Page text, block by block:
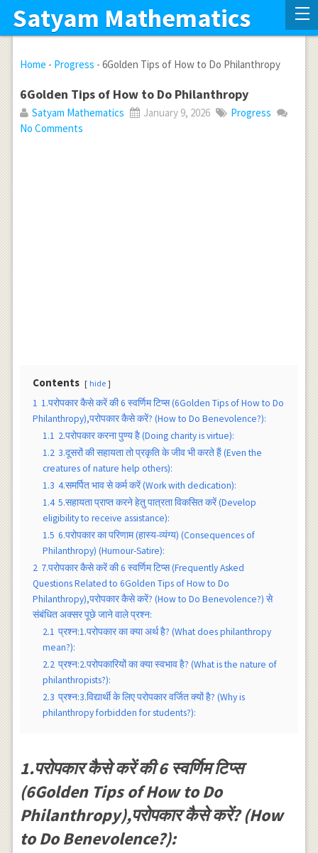
Satyam Mathematics
Home - Progress - 6Golden Tips of How to Do Philanthropy
6Golden Tips of How to Do Philanthropy
Satyam Mathematics January 9, 2026
Progress
No Comments
Contents hide
1 1.परोपकार कैसे करें की 6 स्वर्णिम टिप्स (6Golden Tips of How to Do
Philanthropy),परोपकार कैसे करें? (How to Do Benevolence?):
1.1 2.परोपकार करना पुण्य है (Doing charity is virtue):
1.2 3.दूसरों की सहायता तो प्रकृति के जीव भी करते हैं (Even the
creatures of nature help others):
1.3 4.समर्पित भाव से कर्म करें (Work with dedication):
1.4 5.सहायता प्राप्त करने हेतु पात्रता विकसित करें (Develop
eligibility to receive assistance):
1.5 6.परोपकार का परिणाम (हास्य-व्यंग्य) (Consequences of
Philanthropy) (Humour-Satire):
2 7.परोपकार कैसे करें की 6 स्वर्णिम टिप्स (Frequently Asked
Questions Related to 6Golden Tips of How to Do
Philanthropy),परोपकार कैसे करें? (How to Do Benevolence?) से
संबंधित अक्सर पूछे जाने वाले प्रश्न:
2.1 प्रश्न:1.परोपकार का क्या अर्थ है? (What does philanthropy
mean?):
2.2 प्रश्न:2.परोपकारियों का क्या स्वभाव है? (What is the nature of
philanthropists?):
2.3 प्रश्न:3.विद्यार्थी के लिए परोपकार वर्जित क्यों है? (Why is
philanthropy forbidden for students?):
1.परोपकार कैसे करें की 6 स्वर्णिम टिप्स
(6Golden Tips of How to Do
Philanthropy),परोपकार कैसे करें? (How
to Do Benevolence?):